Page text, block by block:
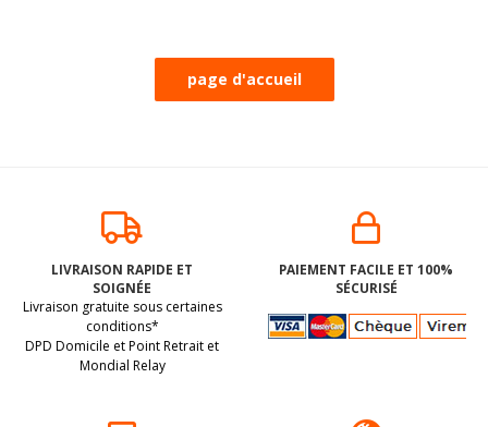
LIVRAISON RAPIDE ET
SOIGNÉE
Livraison gratuite sous certaines
conditions*
DPD Domicile et Point Retrait et
Mondial Relay
PAIEMENT FACILE ET 100%
SÉCURISÉ